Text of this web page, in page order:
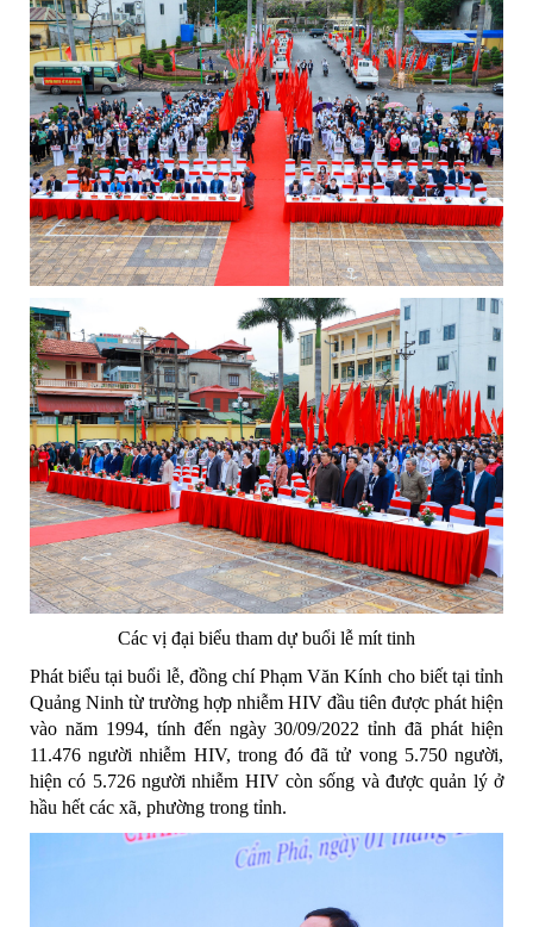
Các vị đại biểu tham dự buổi lễ mít tinh
Phát biểu tại buổi lễ, đồng chí Phạm Văn Kính cho biết tại tỉnh
Quảng Ninh từ trường hợp nhiễm HIV đầu tiên được phát hiện
vào năm 1994, tính đến ngày 30/09/2022 tỉnh đã phát hiện
11.476 người nhiễm HIV, trong đó đã tử vong 5.750 người,
hiện có 5.726 người nhiễm HIV còn sống và được quản lý ở
hầu hết các xã, phường trong tỉnh.